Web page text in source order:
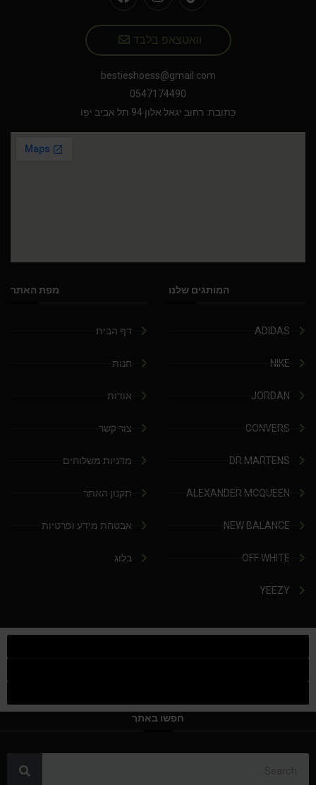
וואטצאפ בלבד
bestieshoess@gmail.com
0547174490
כתובת: רחוב יגאל אלון 94 תל אביב יפו
המותגים שלנו
ADIDAS
NIKE
JORDAN
CONVERS
DR.MARTENS
ALEXANDER MCQUEEN
NEW BALANCE
OFF WHITE
YEEZY
מפת האתר
דף הבית
חנות
אודות
צור קשר
מדניות משלוחים
תקנון האתר
אבטחת מידע ופרטיות
בלוג
חפשו באתר